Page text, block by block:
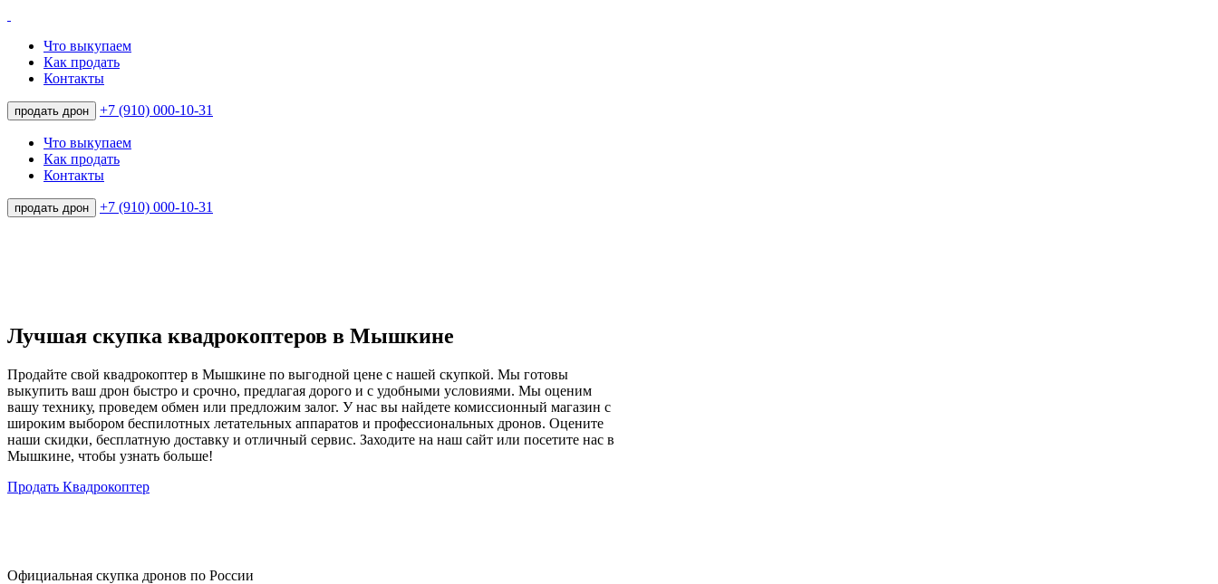
Что выкупаем
Как продать
Контакты
продать дрон +7 (910) 000-10-31
Что выкупаем
Как продать
Контакты
продать дрон +7 (910) 000-10-31
Лучшая скупка квадрокоптеров в Мышкине
Продайте свой квадрокоптер в Мышкине по выгодной цене с нашей скупкой. Мы готовы
выкупить ваш дрон быстро и срочно, предлагая дорого и с удобными условиями. Мы оценим
вашу технику, проведем обмен или предложим залог. У нас вы найдете комиссионный магазин с
широким выбором беспилотных летательных аппаратов и профессиональных дронов. Оцените
наши скидки, бесплатную доставку и отличный сервис. Заходите на наш сайт или посетите нас в
Мышкине, чтобы узнать больше!
Продать Квадрокоптер
Официальная скупка дронов по России